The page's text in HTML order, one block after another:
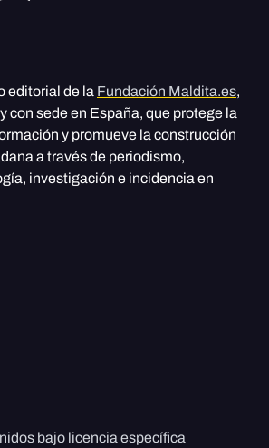
editorial de la Fundación Maldita.es,
con sede en España, que protege la
y promueve la construcción
a través de periodismo,
investigación e incidencia en
bajo licencia específica